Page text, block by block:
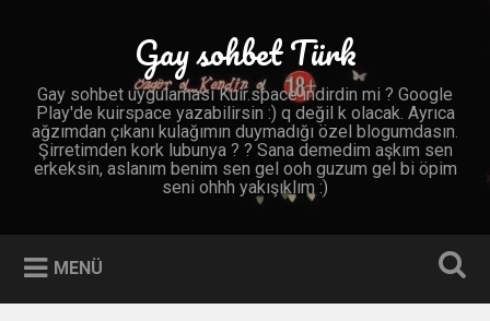
Gay sohbet Türk
Gay sohbet uygulaması Kuir.space indirdin mi ? Google
Play'de kuirspace yazabilirsin :) q değil k olacak. Ayrıca
ağzımdan çıkanı kulağımın duymadığı özel blogumdasın.
Şirretimden kork lubunya ? ? Sana demedim aşkım sen
erkeksin, aslanım benim sen gel ooh guzum gel bi öpim
seni ohhh yakışıklım :)
MENÜ